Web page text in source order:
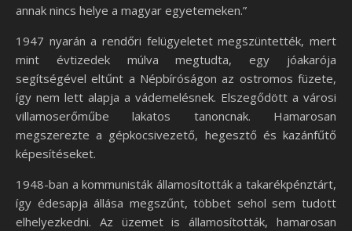
annak nincs helye a magyar egyetemeken.”
1947 nyarán a rendőri felügyeletet megszüntették, mert
mint évtizedek múlva megtudta, egy jóakarója
segítségével eltűnt a Népbíróságon az ostromos füzete,
így nem lett alapja a vádemelésnek. Elszegődött a városi
villamoserőműbe lakatos tanoncnak. Hamarosan
megszerezte a gépkocsivezető, hegesztő és kazánfűtő
képesítéseket.
1948-ban a kommunisták államosították a takarékpénztárt,
így édesapja állása megszűnt, többet sehol sem tudott
elhelyezkedni. Az üzemet is államosították, hamarosan